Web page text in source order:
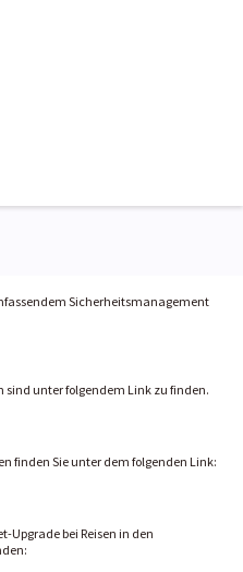
Sicherheitsmanagement
sind unter folgendem Link zu finden.
finden Sie unter dem folgenden Link:
Upgrade bei Reisen in den